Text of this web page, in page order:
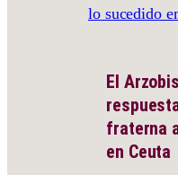
El
fraterna
en Ceuta